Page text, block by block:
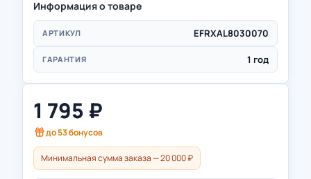
Информация о товаре
АРТИКУЛ EFRXAL8030070
ГАРАНТИЯ 1 год
1 795 ₽
до53бонусов
Минимальная сумма заказа — 20 000 ₽